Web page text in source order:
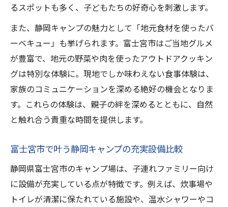
るスポットも多く、子どもたちの好奇心を刺激します。
また、静岡キャンプの魅力として「地元食材を使ったバ
ーベキュー」も挙げられます。富士宮市はご当地グルメ
が豊富で、地元の野菜や肉を使ったアウトドアクッキン
グは特別な体験に。現地でしか味わえない食事体験は、
家族のコミュニケーションを深める絶好の機会となりま
す。これらの体験は、親子の絆を深めるとともに、自然
と触れ合う貴重な時間を提供します。
富士宮市で叶う静岡キャンプの充実設備比較
静岡県富士宮市のキャンプ場は、子連れファミリー向け
に設備が充実している点が特徴です。例えば、炊事場や
トイレが清潔に保たれている施設や、温水シャワーやコ